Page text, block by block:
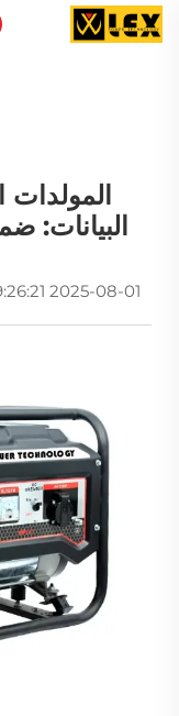
المولدات
البيانات:
2025-08-01 09:26:21